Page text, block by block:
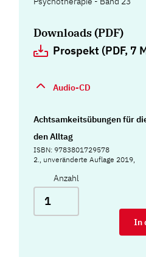
Downloads (PDF)
Prospekt (PDF, 7
Audio-CD
Achtsamkeitsübungen für
den Alltag
ISBN: 9783801729578
2., unveränderte Auflage 2019,
Anzahl
In